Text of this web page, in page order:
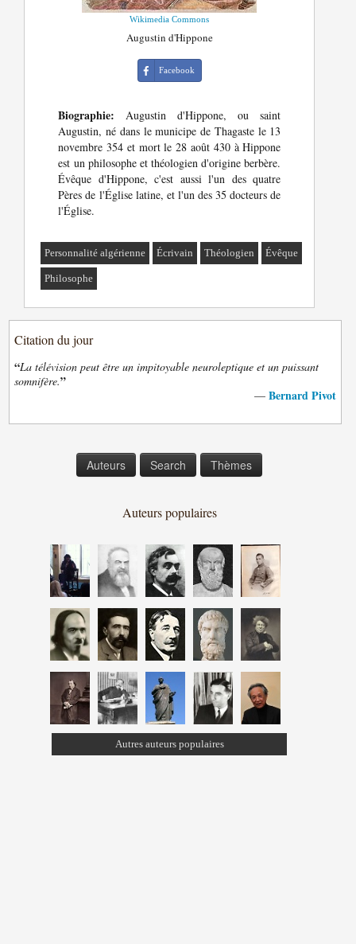
Wikimedia Commons
Augustin d'Hippone
Facebook
Biographie: Augustin d'Hippone, ou saint
Augustin, né dans le municipe de Thagaste le 13
novembre 354 et mort le 28 août 430 à Hippone
est un philosophe et théologien d'origine berbère.
Évêque d'Hippone, c'est aussi l'un des quatre
Pères de l'Église latine, et l'un des 35 docteurs de
l'Église.
Personnalité algérienne Écrivain Théologien Évêque
Philosophe
Citation du jour
“La télévision peut être un impitoyable neuroleptique et un puissant
somnifère.”
— Bernard Pivot
Auteurs Search Thèmes
Auteurs populaires
Autres auteurs populaires